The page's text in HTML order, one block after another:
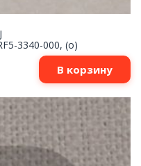
3340-000, (o)
В корзину